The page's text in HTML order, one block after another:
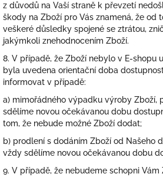
z důvodů na Vaší straně k převzetí
škody na Zboží pro Vás znamená, že od
veškeré důsledky spojené se ztrátou,
jakýmkoli znehodnocením Zboží.
8. V případě, že Zboží nebylo v E-shopu
byla uvedena orientační doba
informovat v případě:
a) mimořádného výpadku výroby Zboží,
sdělíme novou očekávanou dobu
tom, že nebude možné Zboží dodat;
b) prodlení s dodáním Zboží od Našeho
vždy sdělíme novou očekávanou dobu
9. V případě, že nebudeme schopni